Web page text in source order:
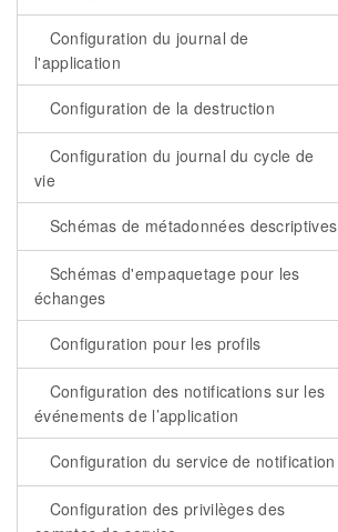
Configuration du journal de
l'application
Configuration de la destruction
Configuration du journal du cycle de
vie
Schémas de métadonnées descriptives
Schémas d'empaquetage pour les
échanges
Configuration pour les profils
Configuration des notifications sur les
événements de l’application
Configuration du service de notification
Configuration des privilèges des